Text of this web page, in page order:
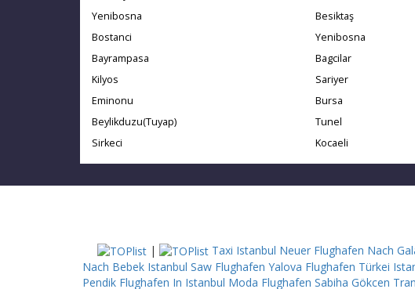
Yenibosna
Bostanci
Bayrampasa
Kilyos
Eminonu
Beylikduzu(Tuyap)
Sirkeci
Besiktaş
Yenibosna
Bagcilar
Sariyer
Bursa
Tunel
Kocaeli
| Taxi Istanbul Neuer Flughafen Nach
Nach Bebek Istanbul Saw Flughafen Yalova Flughafen Türkei
Pendik Flughafen In Istanbul Moda Flughafen Sabiha Gökcen